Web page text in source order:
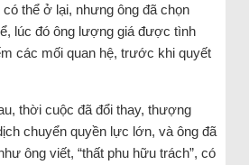
thể ở lại, nhưng ông đã chọn
lúc đó ông lượng giá được tình
các mối quan hệ, trước khi quyết
thời cuộc đã đổi thay, thượng
chuyển quyền lực lớn, và ông đã
ông viết, “thất phu hữu trách”, có